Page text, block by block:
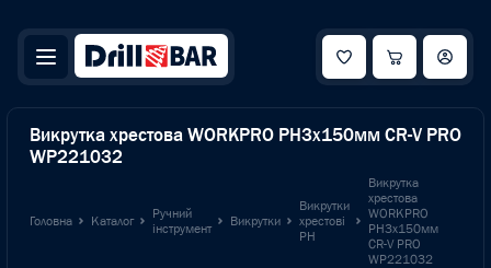
Викрутка хрестова WORKPRO PH3x150мм CR-V PRO
WP221032
Головна Каталог
Ручний
інструмент
Викрутки
Викрутки
хрестові
PH
Викрутка
хрестова
WORKPRO
PH3x150мм
CR-V PRO
WP221032